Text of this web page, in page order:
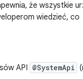
że wszystkie
wiedzieć, co
API @SystemApi